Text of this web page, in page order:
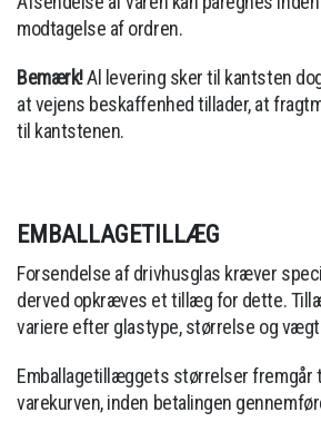
modtagelse af ordren.
Bemærk!Al levering sker til kantsten
at vejens beskaffenhed tillader, at
til kantstenen.
EMBALLAGETILLÆG
Forsendelse af drivhusglas kræver
derved opkræves et tillæg for dette.
variere efter glastype, størrelse og
Emballagetillæggets størrelser fremgår
varekurven, inden betalingen